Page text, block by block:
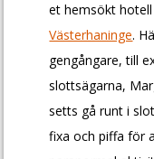
et hemsökt
Västerhaninge.
gengångare, till
slottsägarna,
setts gå runt i
fixa och piffa för